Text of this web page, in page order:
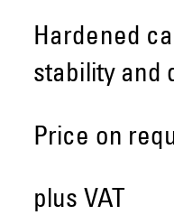
Hardened
stability and
Price on
plus VAT